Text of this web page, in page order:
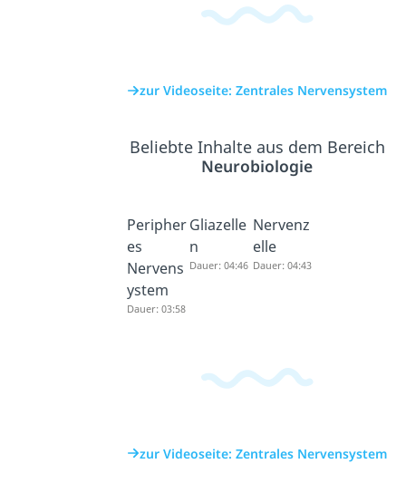
zur Videoseite: Zentrales Nervensystem
Beliebte Inhalte aus dem Bereich
Neurobiologie
Peripher
es
Nervens
ystem
Dauer: 03:58
Gliazelle
n
Dauer: 04:46
Nervenz
elle
Dauer: 04:43
zur Videoseite: Zentrales Nervensystem